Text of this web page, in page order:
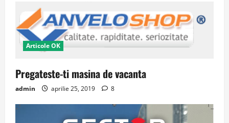
Articole OK
Pregateste-ti masina de vacanta
admin aprilie 25, 2019 8